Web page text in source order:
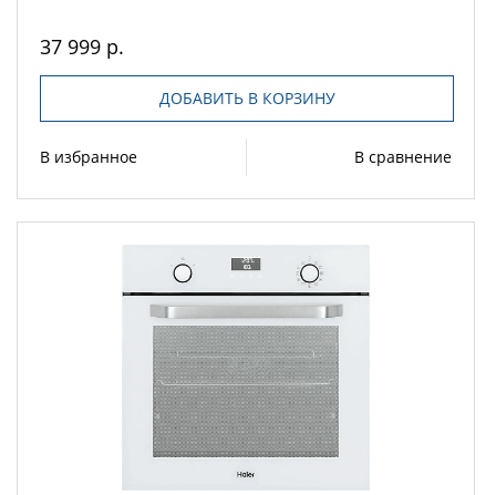
37 999 р.
ДОБАВИТЬ В КОРЗИНУ
В избранное В сравнение